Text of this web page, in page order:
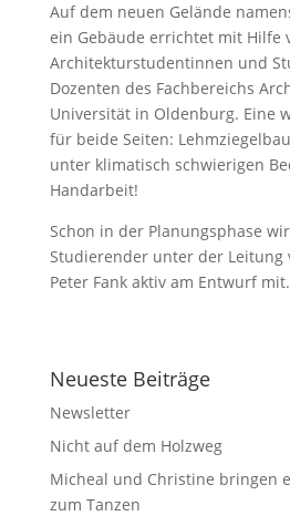
Auf dem neuen Gelände
ein Gebäude errichtet mit Hilfe
Architekturstudentinnen und
Dozenten des Fachbereichs
Universität in Oldenburg. Eine
für beide Seiten:
unter klimatisch schwierigen
Handarbeit!
Schon in der Planungsphase
Studierender unter der Leitung
Peter Fank aktiv am Entwurf mit.
Neueste Beiträge
Newsletter
Nicht auf dem Holzweg
Micheal und Christine bringen
zum Tanzen